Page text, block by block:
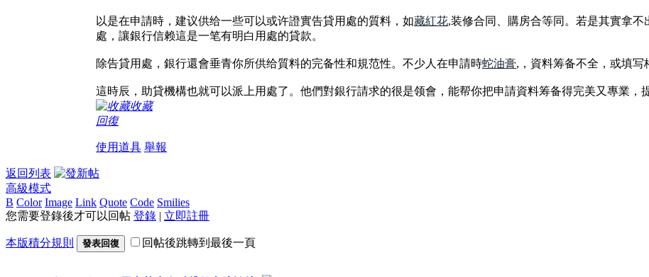
以是在申請時，建议供给一些可以或许證實告貸用處的質料，如藏紅花,装修合同、購房合等同。若是其實拿
處，讓銀行信赖這是一笔有明白用處的貸款。
除告貸用處，銀行還會垂青你所供给質料的完备性和規范性。不少人在申請時蛇油膏,，資料筹备不全，或填写
這時辰，助貸機構也就可以派上用處了。他們對銀行請求的很是领會，能帮你把申請資料筹备得完美又專業，
收藏
回復
使用道具 舉報
返回列表
高級模式
B Color Image Link Quote Code Smilies
您需要登錄後才可以回帖 登錄 | 立即註冊
本版積分規則 發表回復 回帖後跳轉到最後一頁